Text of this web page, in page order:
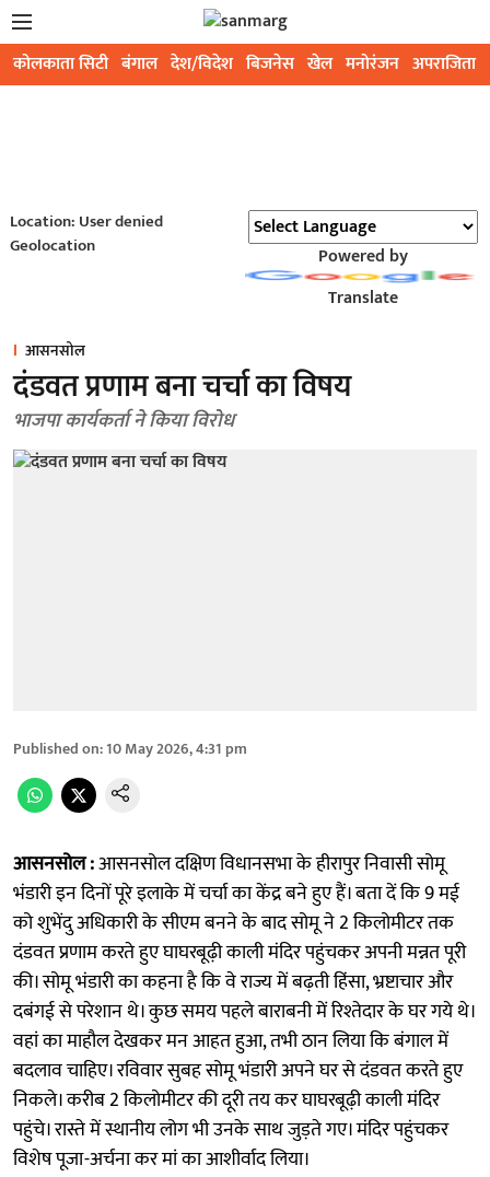
कोलकाता सिटी बंगाल देश/विदेश बिजनेस खेल मनोरंजन अपराजिता
Location: User denied
Geolocation
Powered by
Translate
आसनसोल
दंडवत प्रणाम बना चर्चा का विषय
भाजपा कार्यकर्ता ने किया विरोध
Published on:10 May 2026, 4:31 pm
आसनसोल :आसनसोल दक्षिण विधानसभा के हीरापुर निवासी सोमू
भंडारी इन दिनों पूरे इलाके में चर्चा का केंद्र बने हुए हैं। बता दें कि 9 मई
को शुभेंदु अधिकारी के सीएम बनने के बाद सोमू ने 2 किलोमीटर तक
दंडवत प्रणाम करते हुए घाघरबूढ़ी काली मंदिर पहुंचकर अपनी मन्नत पूरी
की। सोमू भंडारी का कहना है कि वे राज्य में बढ़ती हिंसा, भ्रष्टाचार और
दबंगई से परेशान थे। कुछ समय पहले बाराबनी में रिश्तेदार के घर गये थे।
वहां का माहौल देखकर मन आहत हुआ, तभी ठान लिया कि बंगाल में
बदलाव चाहिए। रविवार सुबह सोमू भंडारी अपने घर से दंडवत करते हुए
निकले। करीब 2 किलोमीटर की दूरी तय कर घाघरबूढ़ी काली मंदिर
पहुंचे। रास्ते में स्थानीय लोग भी उनके साथ जुड़ते गए। मंदिर पहुंचकर
विशेष पूजा-अर्चना कर मां का आशीर्वाद लिया।